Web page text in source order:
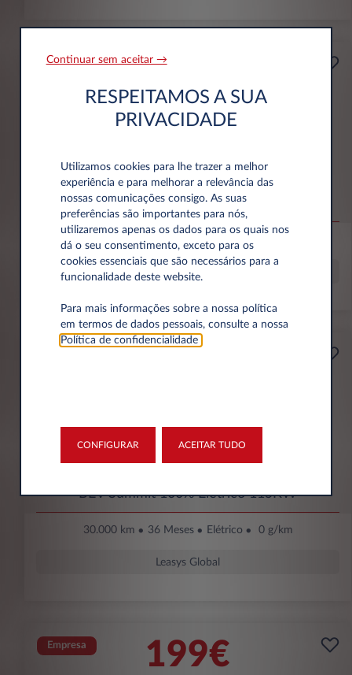
Empresa 199€
Por mês Com IVA
ENTRADA INICIAL
2.748 € Sem IVA
Jeep Avenger
Altitude 1.2 e-Hybrid 110cv 48V 4X2 DCT
36 Meses Híbrido
Leasys Global
Jeep Avenger
BEV Summit 100% Elétrico 115KW
30.000 km 36 Meses Elétrico 0 g/km
Leasys Global
Empresa 199€
Continuar sem aceitar →
RESPEITAMOS A SUA
PRIVACIDADE
Utilizamos cookies para lhe trazer a melhor
experiência e para melhorar a relevância das
nossas comunicações consigo. As suas
preferências são importantes para nós,
utilizaremos apenas os dados para os quais nos
dá o seu consentimento, exceto para os
cookies essenciais que são necessários para a
funcionalidade deste website.
Para mais informações sobre a nossa política
em termos de dados pessoais, consulte a nossa
Política de confidencialidade.
CONFIGURAR ACEITAR TUDO